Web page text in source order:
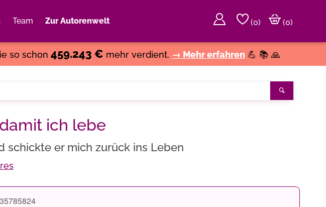
Team Zur Autorenwelt (0)
(0)
so schon 459.243 € mehr verdient. → Mehr erfahren 💪 📚 🙏
ich lebe
schickte er mich zurück ins Leben